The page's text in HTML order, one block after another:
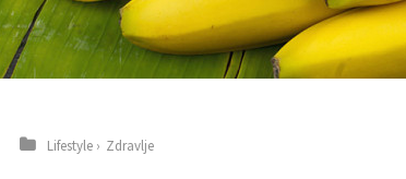
Lifestyle › Zdravlje